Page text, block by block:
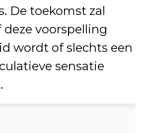
De toekomst zal
voorspelling
wordt of slechts een
sensatie